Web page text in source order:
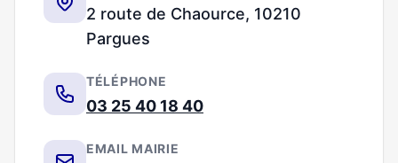
2 route de Chaource, 10210
Pargues
TÉLÉPHONE
03 25 40 18 40
EMAIL MAIRIE